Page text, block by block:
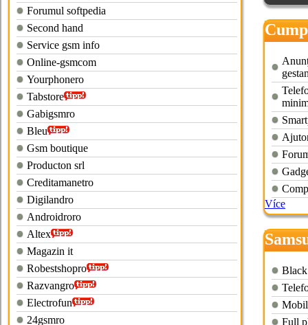
Forumul softpedia
Second hand
Service gsm info
Online-gsmcom
Yourphonero
Tabstore
Gabigsmro
Bleu
Gsm boutique
Producton srl
Creditamanetro
Digilandro
Androidroro
Altex
Magazin it
Robestshopro
Razvangro
Electrofun
24gsmro
okazii
Více
Full